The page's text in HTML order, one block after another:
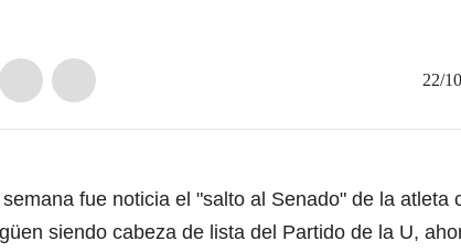
22/
fue noticia el "salto al Senado" de la atleta
siendo cabeza de lista del Partido de la U,